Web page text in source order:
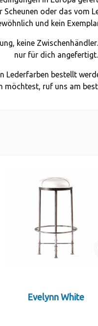
oder das vom
und kein
keine
nur für dich angefertigt.
bestellt
möchtest, ruf uns am
Evelynn White